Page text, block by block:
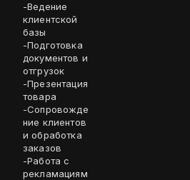
-Ведение
клиентской
базы
-Подготовка
документов и
отгрузок
-Презентация
товара
-Сопровожде
ние клиентов
и обработка
заказов
-Работа с
рекламациям